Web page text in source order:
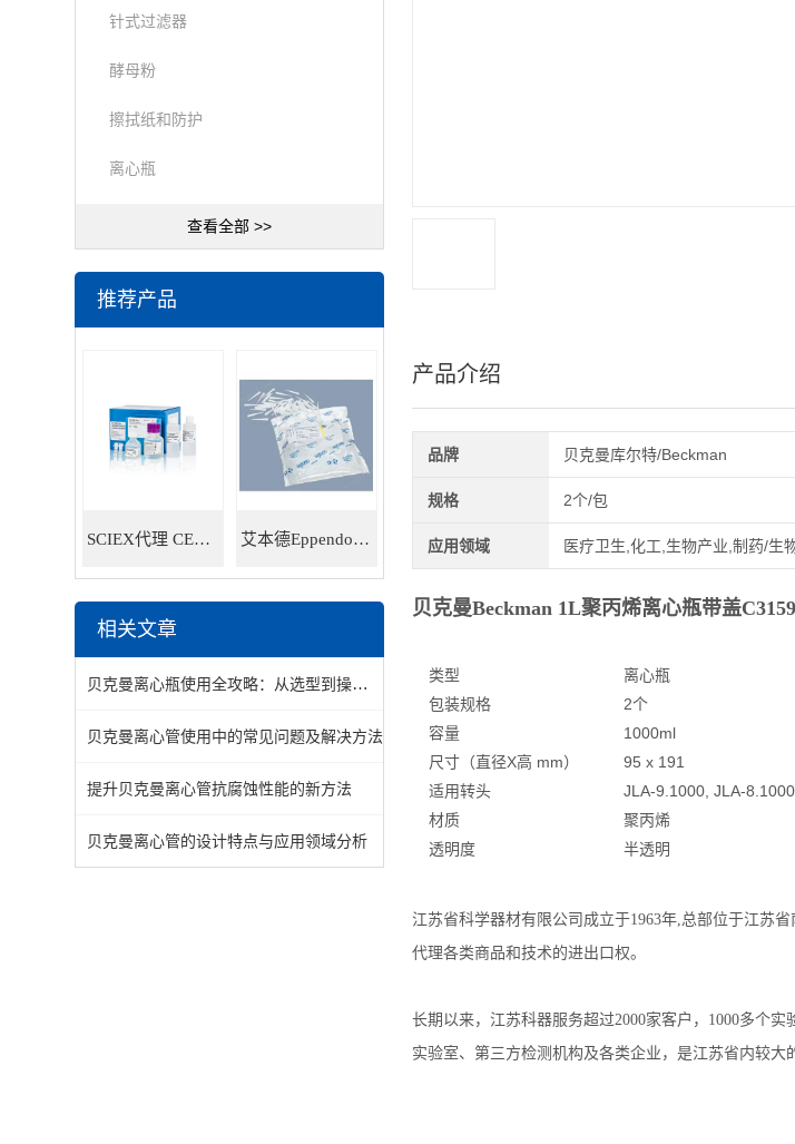
产品介绍
品牌 贝克曼库尔特/Beckman
规格 2个/包
应用领域 医疗卫生,化工,生物产业,制药/生
贝克曼Beckman 1L聚丙烯离心瓶带盖
类型
离心瓶
包装规格
2个
容量
1000ml
尺寸（直径X高 mm）
95 x 191
适用转头
JLA-9.1000, JLA-8.1000
材质
聚丙烯
透明度
半透明
江苏省科学器材有限公司成立于1963年,总部位于江苏
代理各类商品和技术的进出口权。
长期以来，江苏科器服务超过2000家客户，1000多个
实验室、第三方检测机构及各类企业，是江苏省内较大
针式过滤器
酵母粉
擦拭纸和防护
离心瓶
查看全部 >>
推荐产品
SCIEX代理 CE耗材试剂 毛细管电泳试剂耗材 艾本德Eppendorf 5ml移液器吸头 30000978
相关文章
贝克曼离心瓶使用全攻略：从选型到操作注意事项
贝克曼离心管使用中的常见问题及解决方法
提升贝克曼离心管抗腐蚀性能的新方法
贝克曼离心管的设计特点与应用领域分析